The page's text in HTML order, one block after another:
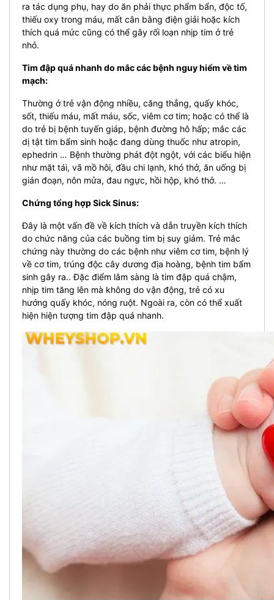
ra tác dụng phụ, hay do ăn phải thực phẩm bẩn, độc tố,
thiếu oxy trong máu, mất cân bằng điện giải hoặc kích
thích quá mức cũng có thể gây rối loạn nhịp tim ở trẻ
nhỏ.
Tim đập quá nhanh do mắc các bệnh nguy hiểm về tim
mạch:
Thường ở trẻ vận động nhiều, căng thẳng, quấy khóc,
sốt, thiếu máu, mất máu, sốc, viêm cơ tim; hoặc có thể là
do trẻ bị bệnh tuyến giáp, bệnh đường hô hấp; mắc các
dị tật tim bẩm sinh hoặc đang dùng thuốc như atropin,
ephedrin … Bệnh thường phát đột ngột, với các biểu hiện
như mặt tái, vã mồ hôi, đầu chi lạnh, khó thở, ăn uống bị
gián đoạn, nôn mửa, đau ngực, hồi hộp, khó thở. …
Chứng tổng hợp Sick Sinus:
Đây là một vấn đề về kích thích và dẫn truyền kích thích
do chức năng của các buồng tim bị suy giảm. Trẻ mắc
chứng này thường do các bệnh như viêm cơ tim, bệnh lý
về cơ tim, trúng độc cây dương địa hoàng, bệnh tim bẩm
sinh gây ra.. Đặc điểm lâm sàng là tim đập quá chậm,
nhịp tim tăng lên mà không do vận động, trẻ có xu
hướng quấy khóc, nóng ruột. Ngoài ra, còn có thể xuất
hiện hiện tượng tim đập quá nhanh.